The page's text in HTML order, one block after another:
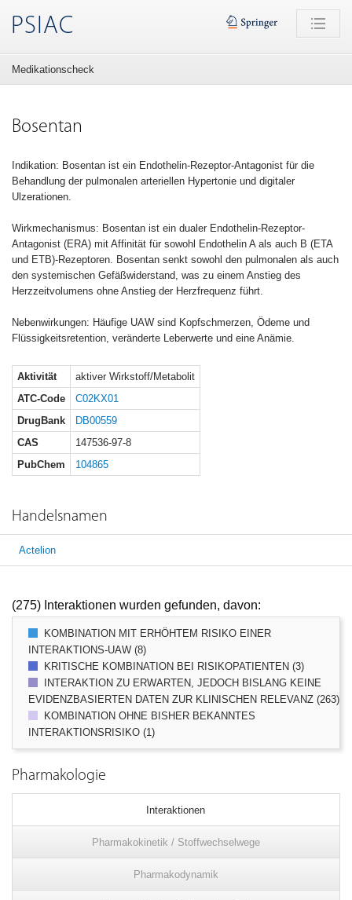
PSIAC
Medikationscheck
Bosentan
Indikation: Bosentan ist ein Endothelin-Rezeptor-Antagonist für die
Behandlung der pulmonalen arteriellen Hypertonie und digitaler
Ulzerationen.
Wirkmechanismus: Bosentan ist ein dualer Endothelin-Rezeptor-
Antagonist (ERA) mit Affinität für sowohl Endothelin A als auch B (ETA
und ETB)-Rezeptoren. Bosentan senkt sowohl den pulmonalen als auch
den systemischen Gefäßwiderstand, was zu einem Anstieg des
Herzzeitvolumens ohne Anstieg der Herzfrequenz führt.
Nebenwirkungen: Häufige UAW sind Kopfschmerzen, Ödeme und
Flüssigkeitsretention, veränderte Leberwerte und eine Anämie.
Aktivität
aktiver Wirkstoff/Metabolit
ATC-Code
C02KX01
DrugBank
DB00559
CAS
147536-97-8
PubChem
104865
Handelsnamen
Actelion
(275) Interaktionen wurden gefunden, davon:
KOMBINATION MIT ERHÖHTEM RISIKO EINER
INTERAKTIONS-UAW (8)
KRITISCHE KOMBINATION BEI RISIKOPATIENTEN (3)
INTERAKTION ZU ERWARTEN, JEDOCH BISLANG KEINE
EVIDENZBASIERTEN DATEN ZUR KLINISCHEN RELEVANZ (263)
KOMBINATION OHNE BISHER BEKANNTES
INTERAKTIONSRISIKO (1)
Pharmakologie
Interaktionen
Pharmakokinetik / Stoffwechselwege
Pharmakodynamik